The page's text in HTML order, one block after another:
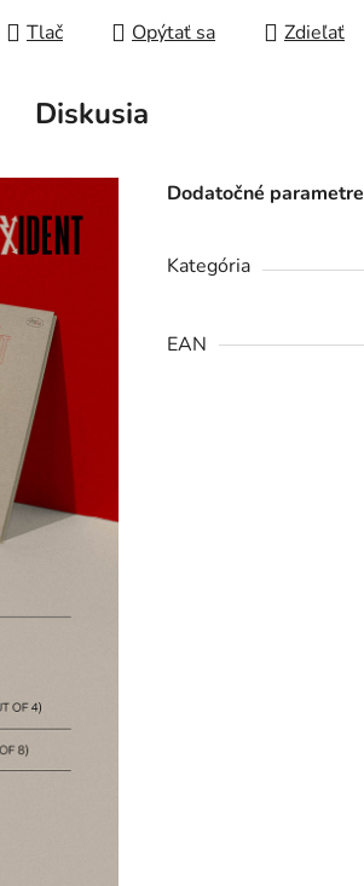
Tlač Opýtať sa Zdieľať
Diskusia
Dodatočné parametre
Kategória
EAN